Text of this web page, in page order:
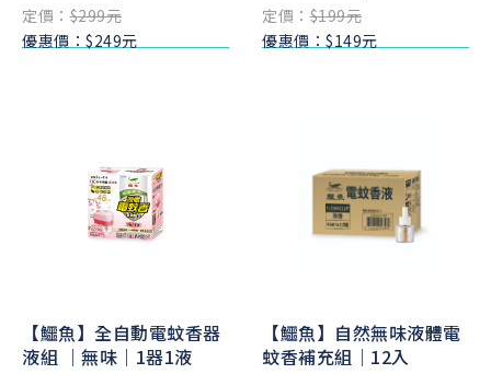
定價：$299元
優惠價：$249元
定價：$199元
優惠價：$149元
【鱷魚】全自動電蚊香器
液組 ｜無味｜1器1液
【鱷魚】自然無味液體電
蚊香補充組｜12入